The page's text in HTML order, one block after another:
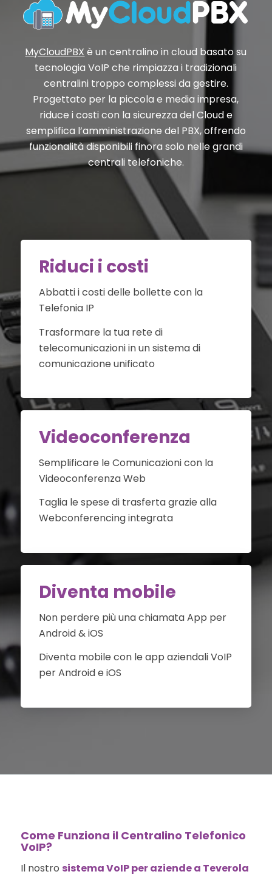
MyCloudPBX è un centralino in cloud basato su
tecnologia VoIP che rimpiazza i tradizionali
centralini troppo complessi da gestire.
Progettato per la piccola e media impresa,
riduce i costi con la sicurezza del Cloud e
semplifica l’amministrazione del PBX, offrendo
funzionalità disponibili finora solo nelle grandi
centrali telefoniche.
Riduci i costi
Abbatti i costi delle bollette con la
Telefonia IP
Trasformare la tua rete di
telecomunicazioni in un sistema di
comunicazione unificato
Videoconferenza
Semplificare le Comunicazioni con la
Videoconferenza Web
Taglia le spese di trasferta grazie alla
Webconferencing integrata
Diventa mobile
Non perdere più una chiamata App per
Android & iOS
Diventa mobile con le app aziendali VoIP
per Android e iOS
Come Funziona il Centralino Telefonico
VoIP?
Il nostro sistema VoIP per aziende a Teverola